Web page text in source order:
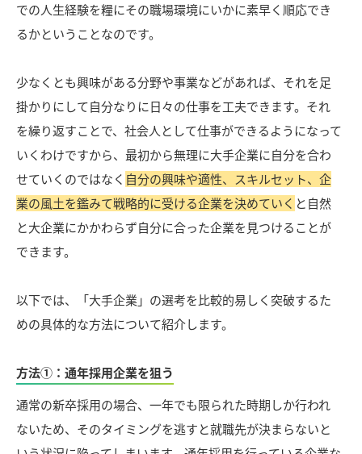
での人生経験を糧にその職場環境にいかに素早く順応でき
るかということなのです。
少なくとも興味がある分野や事業などがあれば、それを足
掛かりにして自分なりに日々の仕事を工夫できます。それ
を繰り返すことで、社会人として仕事ができるようになって
いくわけですから、最初から無理に大手企業に自分を合わ
せていくのではなく 自分の興味や適性、スキルセット、企
業の風土を鑑みて戦略的に受ける企業を決めていく と自然
と大企業にかかわらず自分に合った企業を見つけることが
できます。
以下では、「大手企業」の選考を比較的易しく突破するた
めの具体的な方法について紹介します。
方法①：通年採用企業を狙う
通常の新卒採用の場合、一年でも限られた時期しか行われ
ないため、そのタイミングを逃すと就職先が決まらないと